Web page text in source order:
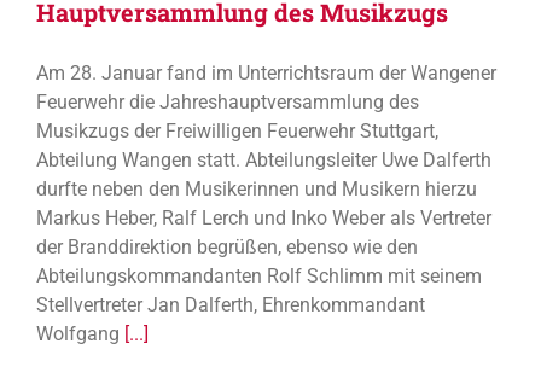
Hauptversammlung des Musikzugs
Am 28. Januar fand im Unterrichtsraum der Wangener
Feuerwehr die Jahreshauptversammlung des
Musikzugs der Freiwilligen Feuerwehr Stuttgart,
Abteilung Wangen statt. Abteilungsleiter Uwe Dalferth
durfte neben den Musikerinnen und Musikern hierzu
Markus Heber, Ralf Lerch und Inko Weber als Vertreter
der Branddirektion begrüßen, ebenso wie den
Abteilungskommandanten Rolf Schlimm mit seinem
Stellvertreter Jan Dalferth, Ehrenkommandant
Wolfgang [...]